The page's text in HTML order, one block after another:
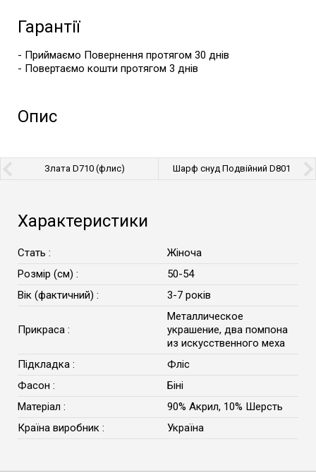
Гарантії
- Приймаємо Повернення протягом 30 днів
- Повертаємо кошти протягом 3 днів
Опис
Шарф снуд Подвійний D801
Злата D710 (флис)
Характеристики
Стать :
Жіноча
Розмір (см) :
50-54
Вік (фактичний) :
3-7 років
Прикраса :
Металлическое
украшение, два помпона
из искусственного меха
Підкладка :
Фліс
Фасон :
Біні
Матеріал :
90% Акрил, 10% Шерсть
Країна виробник :
Україна